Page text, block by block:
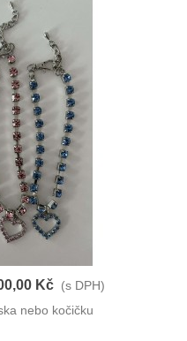
Kč (s DPH)
nebo kočičku